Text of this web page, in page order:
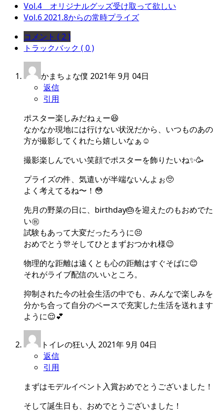
Vol.4 オリジナルグッズ受け取って欲しい
Vol.6 2021.8からの常時プライズ
コメント ( 2 )
トラックバック ( 0 )
かまちょな僕 2021年 9月 04日
返信
引用
ポスター楽しみだねぇー😆
なかなか現地には行けない状況だから、いつものあの
方が撮影してくれたら嬉しいなぁ☺️
撮影楽しんでいい笑顔でポスターを飾りたいね✨🥳
プライズの件、気遣いが半端ないんよぉ🥺
よく考えてるね〜！😳
先月の野菜の日に、birthday🎂を迎えたのもおめでた
い㊗️
試験もあって大変だったろうに😣
おめでとう🎊そしてひとまずおつかれ様😉
物理的な距離は遠くとも心の距離はすぐそばに😊
それがライブ配信のいいところ。
抑制された今の社会生活の中でも、みんなで楽しみを
分かち合って自分のペースで充実した生活を送れます
ように😌💕
トイレの狂い人 2021年 9月 04日
返信
引用
まずはモデルイベント入賞おめでとうございました！
そして誕生日も、おめでとうございました！